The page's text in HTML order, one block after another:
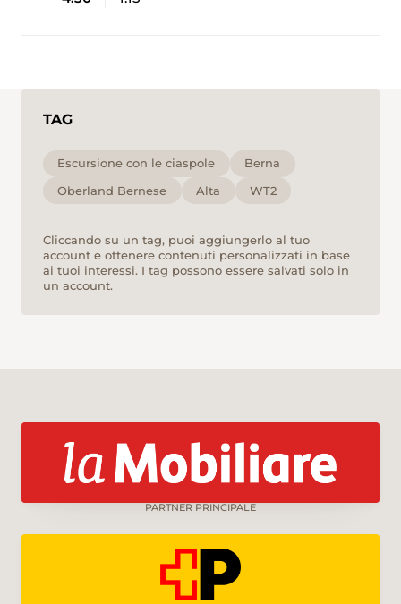
TAG
Escursione con le ciaspole
Berna
Oberland Bernese
Alta WT2
Cliccando su un tag, puoi aggiungerlo al tuo
account e ottenere contenuti personalizzati in base
ai tuoi interessi. I tag possono essere salvati solo in
un account.
PARTNER PRINCIPALE